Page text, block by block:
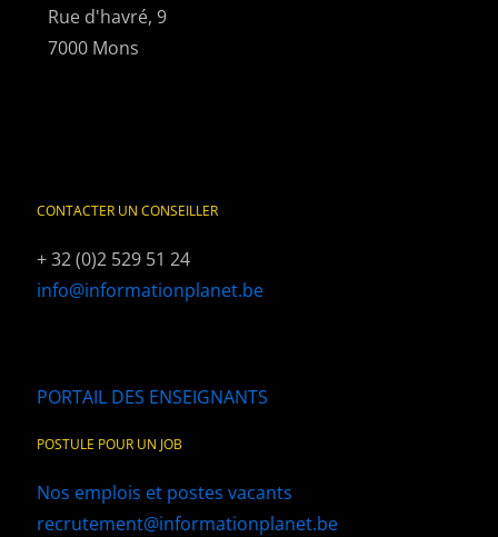
Rue d'havré, 9
7000 Mons
CONTACTER UN CONSEILLER
+ 32 (0)2 529 51 24
info@informationplanet.be
PORTAIL DES ENSEIGNANTS
POSTULE POUR UN JOB
Nos emplois et postes vacants
recrutement@informationplanet.be